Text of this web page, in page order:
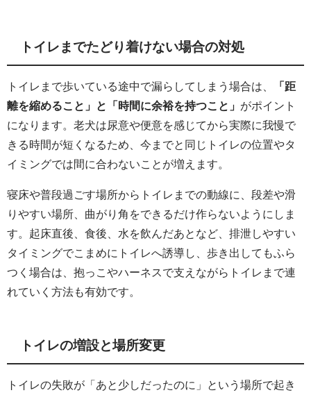
トイレまでたどり着けない場合の対処
トイレまで歩いている途中で漏らしてしまう場合は、
「距
離を縮めること」と「時間に余裕を持つこと」 がポイント
になります。老犬は尿意や便意を感じてから実際に我慢で
きる時間が短くなるため、今までと同じトイレの位置やタ
イミングでは間に合わないことが増えます。
寝床や普段過ごす場所からトイレまでの動線に、段差や滑
りやすい場所、曲がり角をできるだけ作らないようにしま
す。起床直後、食後、水を飲んだあとなど、排泄しやすい
タイミングでこまめにトイレへ誘導し、歩き出してもふら
つく場合は、抱っこやハーネスで支えながらトイレまで連
れていく方法も有効です。
トイレの増設と場所変更
トイレの失敗が「あと少しだったのに」という場所で起き